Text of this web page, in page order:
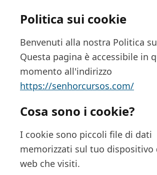
Politica sui cookie
Benvenuti alla nostra Politica
Questa pagina è accessibile in
momento all'indirizzo
https://senhorcursos.com/
Cosa sono i cookie?
I cookie sono piccoli file di dati
memorizzati sul tuo dispositivo
web che visiti.